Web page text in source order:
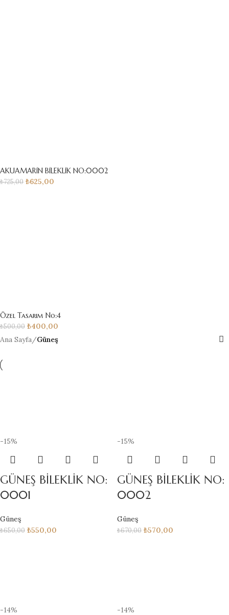
AKUAMARİN BİLEKLİK NO:0002
₺725,00 ₺625,00
Özel Tasarım No:4
₺500,00 ₺400,00
Ana Sayfa/Güneş
-15%
GÜNEŞ BİLEKLİK NO:
0001
Güneş
₺650,00 ₺550,00
-15%
GÜNEŞ BİLEKLİK NO:
0002
Güneş
₺670,00 ₺570,00
-14% -14%